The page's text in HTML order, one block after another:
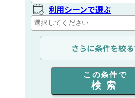
利用シーンで選ぶ
通信距離を選ぶ
出力を選ぶ
同時通話人数を選ぶ
さらに条件を絞る
この条件で
検索